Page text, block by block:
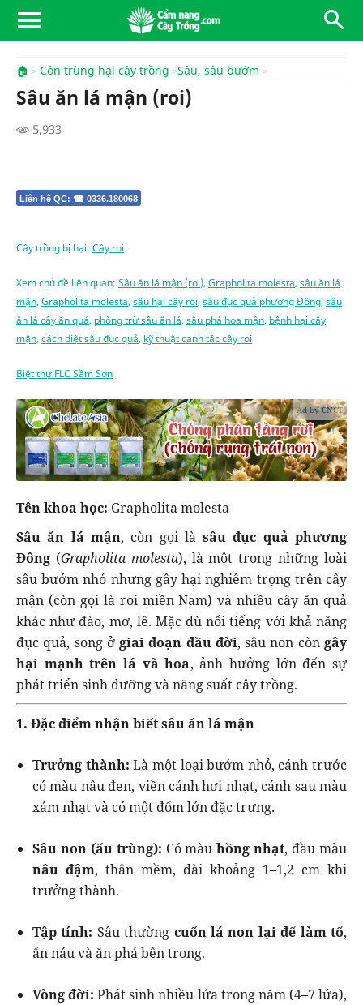
🏠 Côn trùng hại cây trồng Sâu, sâu bướm
Sâu ăn lá mận (roi)
5,933
Liên hệ QC: ☎ 0336.180068
Cây trồng bị hại: Cây roi
Xem chủ đề liên quan: Sâu ăn lá mận (roi), Grapholita molesta, sâu ăn lá
mận, Grapholita molesta, sâu hại cây roi, sâu đục quả phương Đông, sâu
ăn lá cây ăn quả, phòng trừ sâu ăn lá, sâu phá hoa mận, bệnh hại cây
mận, cách diệt sâu đục quả, kỹ thuật canh tác cây roi
Biệt thự FLC Sầm Sơn
Ad by CNCT
Tên khoa học: Grapholita molesta
Sâu ăn lá mận, còn gọi làsâu đục quả phương
Đông (Grapholita molesta), là một trong những loài
sâu bướm nhỏ nhưng gây hại nghiêm trọng trên cây
mận (còn gọi là roi miền Nam) và nhiều cây ăn quả
khác như đào, mơ, lê. Mặc dù nổi tiếng với khả năng
đục quả, song ởgiai đoạn đầu đời, sâu non còngây
hại mạnh trên lá và hoa, ảnh hưởng lớn đến sự
phát triển sinh dưỡng và năng suất cây trồng.
1. Đặc điểm nhận biết sâu ăn lá mận
Trưởng thành: Là một loại bướm nhỏ, cánh trước
có màu nâu đen, viền cánh hơi nhạt, cánh sau màu
xám nhạt và có một đốm lớn đặc trưng.
Sâu non (ấu trùng): Có màuhồng nhạt, đầu màu
nâu đậm, thân mềm, dài khoảng 1–1,2 cm khi
trưởng thành.
Tập tính: Sâu thường cuốn lá non lại để làm tổ,
ẩn náu và ăn phá bên trong.
Vòng đời: Phát sinh nhiều lứa trong năm (4–7 lứa),